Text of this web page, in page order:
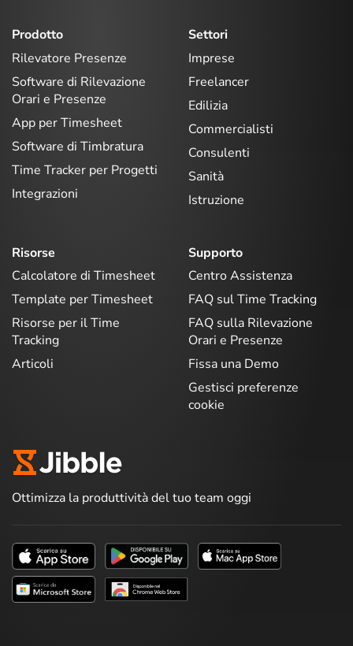
Prodotto
Rilevatore Presenze
Software di Rilevazione
Orari e Presenze
App per Timesheet
Software di Timbratura
Time Tracker per Progetti
Integrazioni
Settori
Imprese
Freelancer
Edilizia
Commercialisti
Consulenti
Sanità
Istruzione
Risorse
Calcolatore di Timesheet
Template per Timesheet
Risorse per il Time
Tracking
Articoli
Supporto
Centro Assistenza
FAQ sul Time Tracking
FAQ sulla Rilevazione
Orari e Presenze
Fissa una Demo
Gestisci preferenze
cookie
Ottimizza la produttività del tuo team oggi